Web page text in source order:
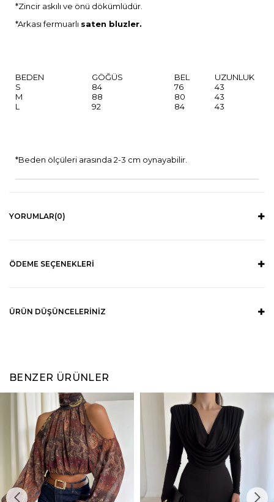
*Zincir askılı ve önü dökümlüdür.
*Arkası fermuarlı saten bluzler.
BEDEN GÖĞÜS BEL
UZUNLUK
S
84 76
43
M
88 80
43
L
92 84 43
*Beden ölçüleri arasında 2-3 cm oynayabilir.
YORUMLAR(0)
ÖDEME SEÇENEKLERI
ÜRÜN DÜŞÜNCELERINIZ
BENZER ÜRÜNLER